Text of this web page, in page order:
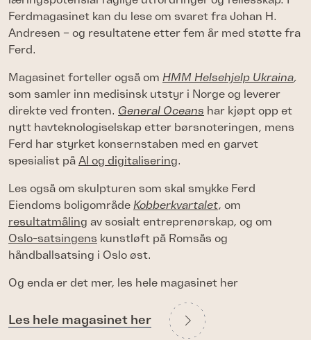
Ferdmagasinet kan du lese om svaret fra Johan H.
Andresen – og resultatene etter fem år med støtte fra
Ferd.
Magasinet forteller også om HMM Helsehjelp Ukraina,
som samler inn medisinsk utstyr i Norge og leverer
direkte ved fronten. General Oceans har kjøpt opp et
nytt havteknologiselskap etter børsnoteringen, mens
Ferd har styrket konsernstaben med en garvet
spesialist på AI og digitalisering.
Les også om skulpturen som skal smykke Ferd
Eiendoms boligområde Kobberkvartalet, om
resultatmåling av sosialt entreprenørskap, og om
Oslo-satsingens kunstløft på Romsås og
håndballsatsing i Oslo øst.
Og enda er det mer, les hele magasinet her
Les hele magasinet her